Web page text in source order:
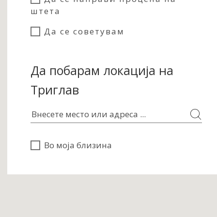
штета
Да се советувам
Да побарам локација на
Триглав
Во моја близина